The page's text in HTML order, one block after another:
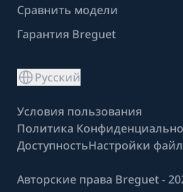
Сравнить модели
Гарантия Breguet
Русский
Условия пользования
Политика
ДоступностьНастройки
Авторские права Breguet -